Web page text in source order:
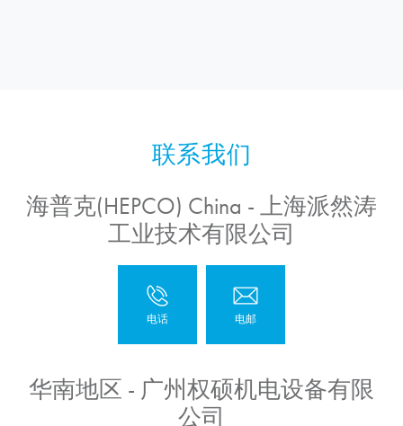
海普克(HEPCO) China - 上海派然涛
工业技术有限公司
华南地区 - 广州权硕机电设备有限
公司